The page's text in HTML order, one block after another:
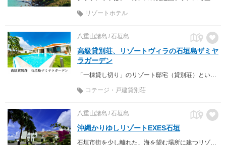
リゾートホテル
八重山諸島 石垣島
高級貸別荘、リゾートヴィラの石垣島ザミヤ
ラガーデン
「一棟貸し切り」のリゾート邸宅（貸別荘）という贅沢をあなたに
コテージ・戸建貸別荘
八重山諸島 石垣島
沖縄かりゆしリゾートEXES石垣
石垣市街を少し離れた、海を望む場所に建つリゾートホテル。